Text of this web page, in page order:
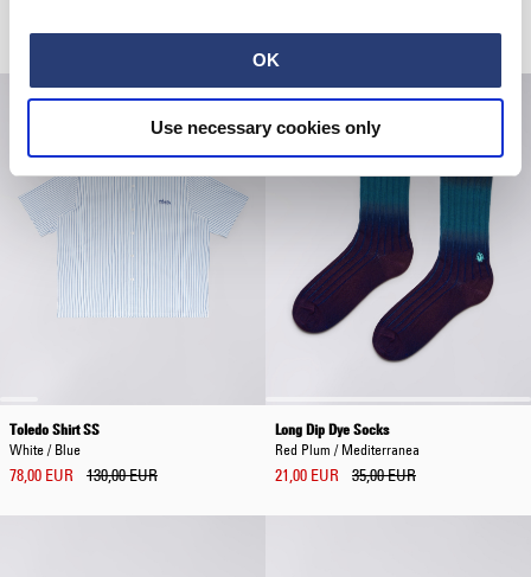
OK
Use necessary cookies only
42,00 EUR 60,00 EUR 230,00 EUR
Toledo Shirt SS
White / Blue
78,00 EUR 130,00 EUR
Long Dip Dye Socks
Red Plum / Mediterranea
21,00 EUR 35,00 EUR